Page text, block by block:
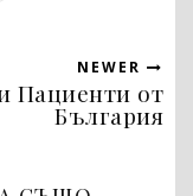
NEWER
Пациенти от
България